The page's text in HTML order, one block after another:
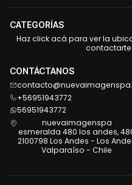
CATEGORÍAS
Haz click acá para ver la
CONTÁCTANOS
+56951943772
56951943772
nuevaimagenspa
esmeralda 480 los andes,
2100798 Los Andes - Los
Valparaíso - Chile